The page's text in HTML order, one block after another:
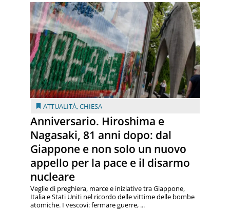
ATTUALITÀ,CHIESA
Anniversario. Hiroshima e
Nagasaki, 81 anni dopo: dal
Giappone e non solo un nuovo
appello per la pace e il disarmo
nucleare
Veglie di preghiera, marce e iniziative tra Giappone,
Italia e Stati Uniti nel ricordo delle vittime delle bombe
atomiche. I vescovi: fermare guerre, ...